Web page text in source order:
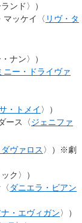
ンド〉）
マッケイ 〈 リヴ・タ
ナン〉）
ニー・ドライヴァ
・トメイ 〉）
ース〈ジェニファ
ヴァロス 〉）※劇
ク〉）
〈 ダニエラ・ビアン
・エヴィガン〉）